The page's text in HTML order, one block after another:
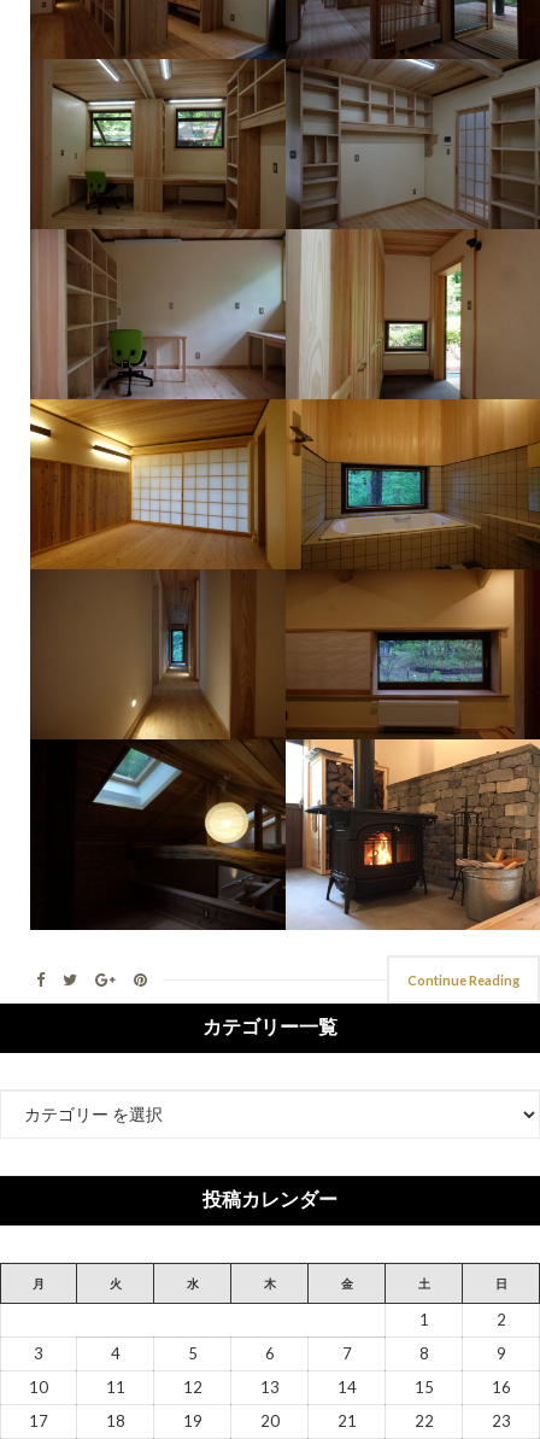
Continue Reading
カテゴリー一覧
リ
投稿カレンダー
月 火 水 木 金 土 日
1
2
3
4 5 6 7 8
9
10
11 12 13 14 15
16
17
18 19 20 21 22 23